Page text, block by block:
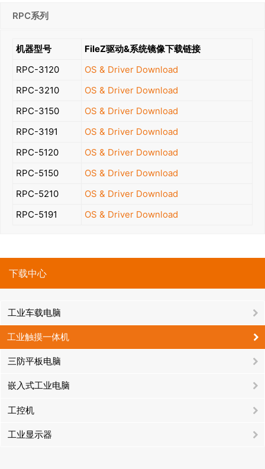
RPC系列
机器型号
FileZ驱动&系统镜像下载链接
RPC-3120
OS & Driver Download
RPC-3210
OS & Driver Download
RPC-3150
OS & Driver Download
RPC-3191
OS & Driver Download
RPC-5120
OS & Driver Download
RPC-5150
OS & Driver Download
RPC-5210
OS & Driver Download
RPC-5191
OS & Driver Download
下载中心
工业车载电脑
工业触摸一体机
三防平板电脑
嵌入式工业电脑
工控机
工业显示器